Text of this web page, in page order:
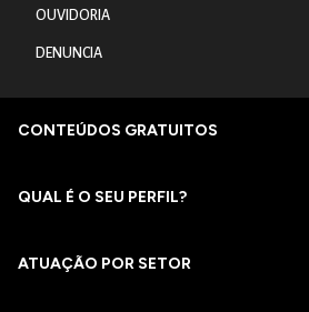
OUVIDORIA
DENUNCIA
CONTEÚDOS GRATUITOS
QUAL É O SEU PERFIL?
ATUAÇÃO POR SETOR